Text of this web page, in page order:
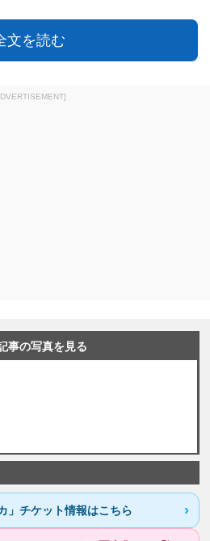
文を読む
事の写真を見る
」チケット情報はこちら